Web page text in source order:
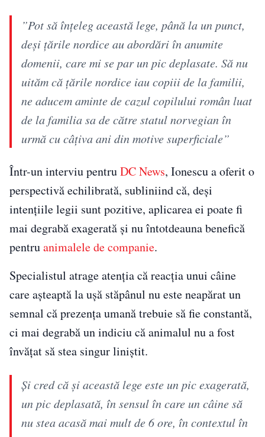
”Pot să înțeleg această lege, până la un punct,
deși țările nordice au abordări în anumite
domenii, care mi se par un pic deplasate. Să nu
uităm că țările nordice iau copiii de la familii,
ne aducem aminte de cazul copilului român luat
de la familia sa de către statul norvegian în
urmă cu câțiva ani din motive superficiale”
Într-un interviu pentruDC News, Ionescu a oferit o
perspectivă echilibrată, subliniind că, deși
intențiile legii sunt pozitive, aplicarea ei poate fi
mai degrabă exagerată și nu întotdeauna benefică
pentruanimalele de companie.
Specialistul atrage atenția că reacția unui câine
care așteaptă la ușă stăpânul nu este neapărat un
semnal că prezența umană trebuie să fie constantă,
ci mai degrabă un indiciu că animalul nu a fost
învățat să stea singur liniștit.
Și cred că și această lege este un pic exagerată,
un pic deplasată, în sensul în care un câine să
nu stea acasă mai mult de 6 ore, în contextul în